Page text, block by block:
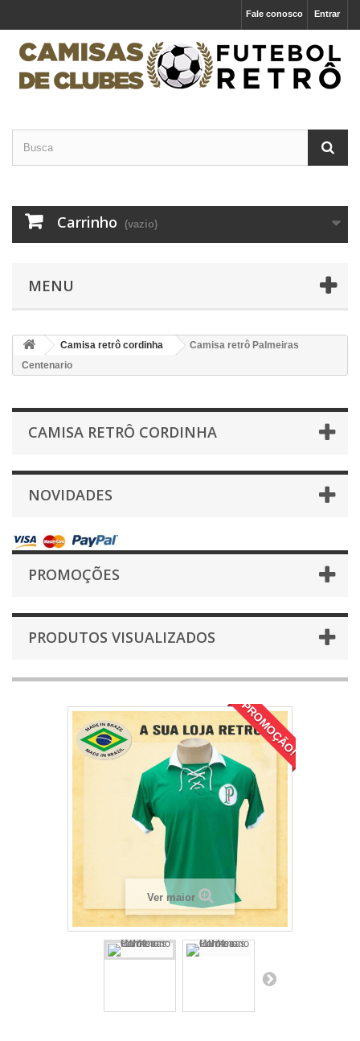
Entrar
Fale conosco
Carrinho (vazio)
MENU
Camisa retrô cordinha
Camisa retrô Palmeiras
Centenario
CAMISA RETRÔ CORDINHA
NOVIDADES
PROMOÇÕES
PRODUTOS VISUALIZADOS
PROMOÇÃO!
Ver maior